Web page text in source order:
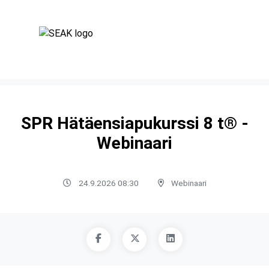
SPR Hätäensiapukurssi 8 t® -
Webinaari
24.9.2026 08:30 Webinaari